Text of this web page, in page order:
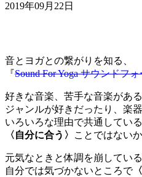
2019年09月22日
音とヨガとの繋がりを知る、
『Sound For Yoga サウンドフ
好きな音楽、苦手な音楽がある
ジャンルが好きだったり、楽
いろいろな理由で共通してい
〈自分に合う〉
ことではない
元気なときと体調を崩してい
自分では気づかないところで